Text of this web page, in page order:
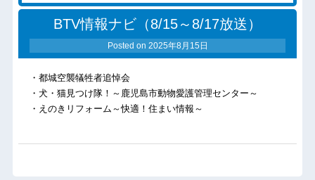
BTV情報ナビ（8/15～8/17放送）
Posted on 2025年8月15日
・都城空襲犠牲者追悼会
・犬・猫見つけ隊！～鹿児島市動物愛護管理センター～
・えのきリフォーム～快適！住まい情報～